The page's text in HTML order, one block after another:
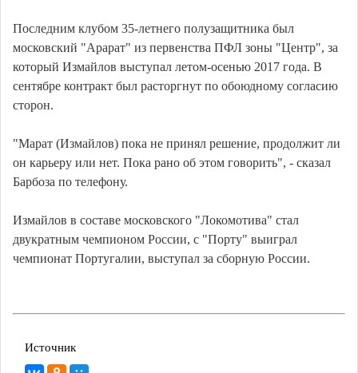
Последним клубом 35-летнего полузащитника был
московский "Арарат" из первенства ПФЛ зоны "Центр", за
который Измайлов выступал летом-осенью 2017 года. В
сентябре контракт был расторгнут по обоюдному согласию
сторон.
"Марат (Измайлов) пока не принял решение, продолжит ли
он карьеру или нет. Пока рано об этом говорить", - сказал
Барбоза по телефону.
Измайлов в составе московского "Локомотива" стал
двукратным чемпионом России, с "Порту" выиграл
чемпионат Португалии, выступал за сборную России.
Источник